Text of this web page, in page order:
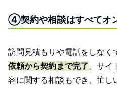
④契約や相談はすべてオ
訪問見積もりや電話をしなく
依頼から契約まで完了。サイ
容に関する相談もでき、忙し